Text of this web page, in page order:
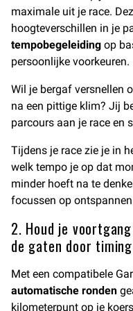
maximale uit je race.
hoogteverschillen in je
tempobegeleiding op
persoonlijke voorkeuren.
Wil je bergaf versnellen
na een pittige klim? Jij
parcours aan je race en
Tijdens je race zie je in
welk tempo je op dat
minder hoeft na te
focussen op
2. Houd je
de gaten door
Met een compatibele
automatische ronden
kilometerpunt op je